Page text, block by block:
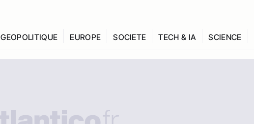
GEOPOLITIQUE EUROPE SOCIETE TECH & IA SCIENCE